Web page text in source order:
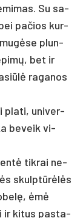
Su sa­
pa­čios kur­
plun­
bet ir
ra­ga­nos
pla­ti, uni­ver­
be­veik vi­
tik­rai ne­
skulptūrėlės
ėmė
ir ki­tus pa­sta­